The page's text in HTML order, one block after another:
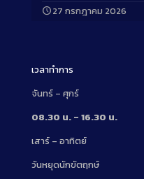
27 กรกฎาคม 2026
เวลาทำการ
จันทร์ – ศุกร์
08.30 น. – 16.30 น.
เสาร์ – อาทิตย์
วันหยุดนักขัตฤกษ์